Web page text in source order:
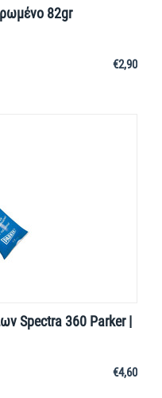
82gr
€2,90
Spectra 360 Parker |
€4,60